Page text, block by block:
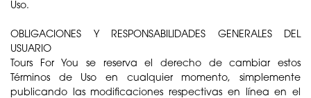
Uso.
OBLIGACIONES Y RESPONSABILIDADES GENERALES DEL
USUARIO
Tours For You se reserva el derecho de cambiar estos
Términos de Uso en cualquier momento, simplemente
publicando las modificaciones respectivas en línea en el